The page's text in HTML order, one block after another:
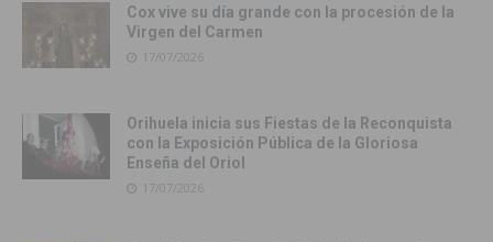
Cox vive su día grande con la procesión de la
Virgen del Carmen
17/07/2026
Orihuela inicia sus Fiestas de la Reconquista
con la Exposición Pública de la Gloriosa
Enseña del Oriol
17/07/2026